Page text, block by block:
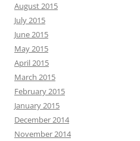
August 2015
July 2015
June 2015
May 2015
April 2015
March 2015
February 2015
January 2015
December 2014
November 2014